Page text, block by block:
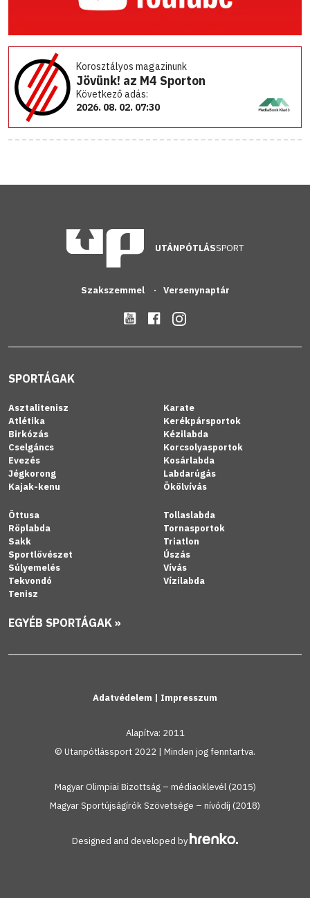
Korosztályos magazinunk
Jövünk! az M4 Sporton
Következő adás:
2026. 08. 02. 07:30
UTÁNPÓTLÁSSPORT
Szakszemmel Versenynaptár
SPORTÁGAK
Asztalitenisz
Atlétika
Birkózás
Cselgáncs
Evezés
Jégkorong
Kajak-kenu
Karate
Kerékpársportok
Kézilabda
Korcsolyasportok
Kosárlabda
Labdarúgás
Ökölvívás
Öttusa
Röplabda
Sakk
Sportlövészet
Súlyemelés
Tekvondó
Tenisz
Tollaslabda
Tornasportok
Triatlon
Úszás
Vívás
Vízilabda
EGYÉB SPORTÁGAK »
Adatvédelem | Impresszum
Alapítva: 2011
© Utanpótlássport 2022 | Minden jog fenntartva.
Magyar Olimpiai Bizottság – médiaoklevél (2015)
Magyar Sportújságírók Szövetsége – nívódíj (2018)
Designed and developed by